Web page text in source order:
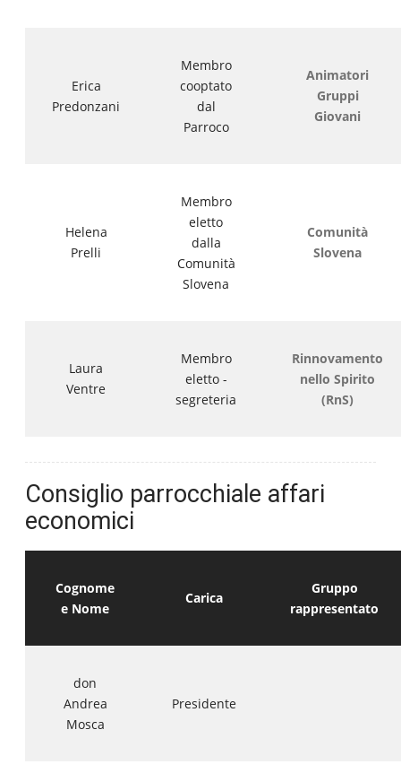
Erica
Predonzani
Membro
cooptato
dal
Parroco
Animatori
Gruppi
Giovani
Helena
Prelli
Membro
eletto
dalla
Comunità
Slovena
Comunità
Slovena
Laura
Ventre
Membro
eletto -
segreteria
Rinnovamento
nello Spirito
(RnS)
Consiglio parrocchiale affari
economici
Cognome
e Nome
Carica
Gruppo
rappresentato
don
Andrea
Mosca
Presidente